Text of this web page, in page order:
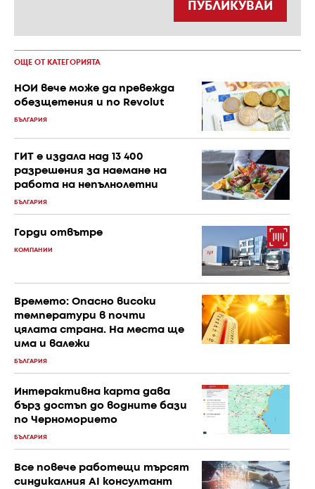
ПУБЛИКУВАЙ
ОЩЕ ОТ КАТЕГОРИЯТА
НОИ вече може да превежда
обезщетения и по Revolut
БЪЛГАРИЯ
ГИТ е издала над 13 400
разрешения за наемане на
работа на непълнолетни
БЪЛГАРИЯ
Горди отвътре
КОМПАНИИ
Времето: Опасно високи
температури в почти
цялата страна. На места ще
има и валежи
БЪЛГАРИЯ
Интерактивна карта дава
бърз достъп до водните бази
по Черноморието
БЪЛГАРИЯ
Все повече работещи търсят
синдикалния AI консултант